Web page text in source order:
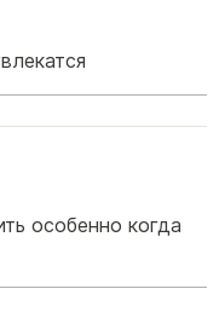
особенно когда